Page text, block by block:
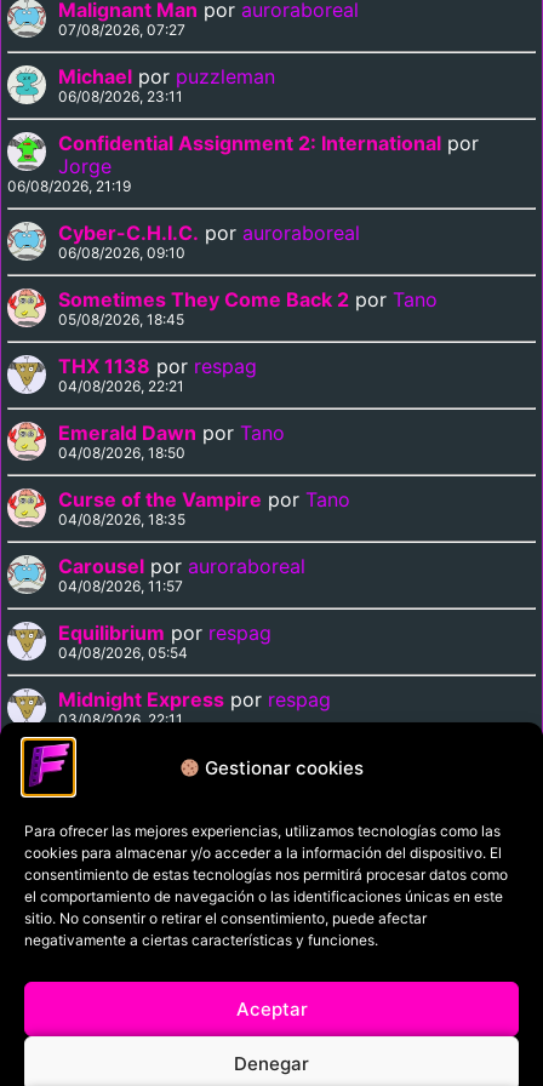
Gestionar cookies
Para ofrecer las mejores experiencias, utilizamos tecnologías como las
cookies para almacenar y/o acceder a la información del dispositivo. El
consentimiento de estas tecnologías nos permitirá procesar datos como
el comportamiento de navegación o las identificaciones únicas en este
sitio. No consentir o retirar el consentimiento, puede afectar
negativamente a ciertas características y funciones.
Aceptar
Denegar
Malignant Man por auroraboreal
07/08/2026, 07:27
Michael por puzzleman
06/08/2026, 23:11
Confidential Assignment 2: International por
Jorge
06/08/2026, 21:19
Cyber-C.H.I.C. por auroraboreal
06/08/2026, 09:10
Sometimes They Come Back 2 por Tano
05/08/2026, 18:45
THX 1138 por respag
04/08/2026, 22:21
Emerald Dawn por Tano
04/08/2026, 18:50
Curse of the Vampire por Tano
04/08/2026, 18:35
Carousel por auroraboreal
04/08/2026, 11:57
Equilibrium por respag
04/08/2026, 05:54
Midnight Express por respag
03/08/2026, 22:11
Magnolia porrespag
Política de privacidad
Términos y condiciones
Política de cookies
Aviso Legal
Filmaniak (2026)
© All rights reserved